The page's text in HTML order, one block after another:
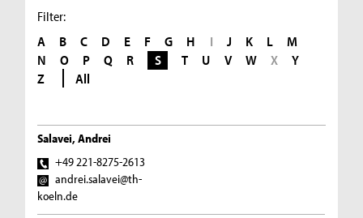
Filter:
A B C D E F G H I J K L
M
N
O P Q R S T U V W X
Y
Z
All
Salavei, Andrei
+49 221-8275-2613
andrei.salavei@th-
koeln.de